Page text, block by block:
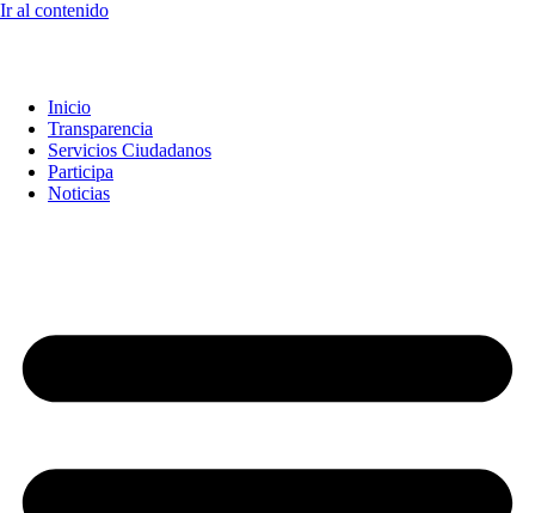
Ir al contenido
Inicio
Transparencia
Servicios Ciudadanos
Participa
Noticias